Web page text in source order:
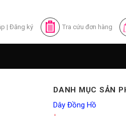
| Đăng ký Tra cứu đơn hàng
DANH MỤC SẢN
Dây Đồng Hồ